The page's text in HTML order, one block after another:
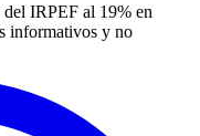
IRPEF al 19% en
informativos y no